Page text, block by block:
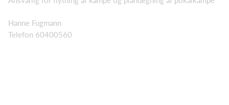
Hanne Fugmann
Telefon 60400560